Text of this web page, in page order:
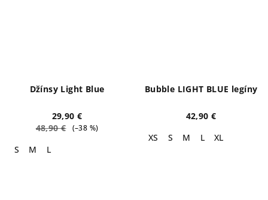
Džínsy Light Blue
29,90 €
48,90 €
(–38 %)
S M L
Bubble LIGHT BLUE legíny
42,90 €
XS
S M L XL